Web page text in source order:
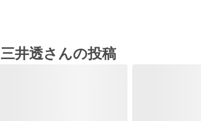
三井透さんの投稿